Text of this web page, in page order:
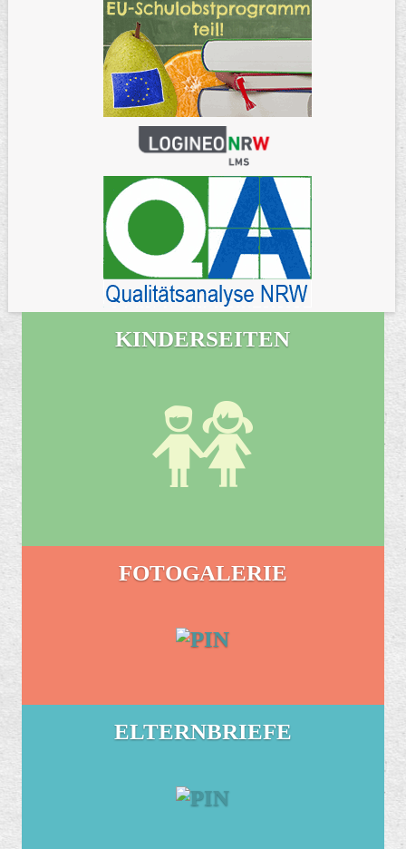
KINDERSEITEN
FOTOGALERIE
ELTERNBRIEFE